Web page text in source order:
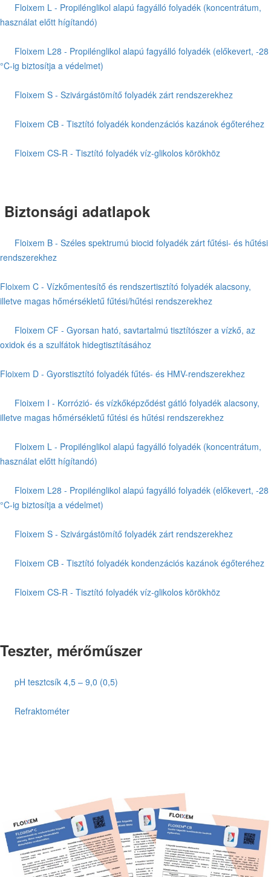
Floixem L - Propilénglikol alapú fagyálló folyadék (koncentrátum,
használat előtt hígítandó)
Floixem L28 - Propilénglikol alapú fagyálló folyadék (előkevert, -28
°C-ig biztosítja a védelmet)
Floixem S - Szivárgástömítő folyadék zárt rendszerekhez
Floixem CB - Tisztító folyadék kondenzációs kazánok égőteréhez
Floixem CS-R - Tisztító folyadék víz-glikolos körökhöz
Biztonsági adatlapok
Floixem B - Széles spektrumú biocid folyadék zárt fűtési- és hűtési
rendszerekhez
Floixem C - Vízkőmentesítő és rendszertisztító folyadék alacsony,
illetve magas hőmérsékletű fűtési/hűtési rendszerekhez
Floixem CF - Gyorsan ható, savtartalmú tisztítószer a vízkő, az
oxidok és a szulfátok hidegtisztításához
Floixem D - Gyorstisztító folyadék fűtés- és HMV-rendszerekhez
Floixem I - Korrózió- és vízkőképződést gátló folyadék alacsony,
illetve magas hőmérsékletű fűtési és hűtési rendszerekhez
Floixem L - Propilénglikol alapú fagyálló folyadék (koncentrátum,
használat előtt hígítandó)
Floixem L28 - Propilénglikol alapú fagyálló folyadék (előkevert, -28
°C-ig biztosítja a védelmet)
Floixem S - Szivárgástömítő folyadék zárt rendszerekhez
Floixem CB - Tisztító folyadék kondenzációs kazánok égőteréhez
Floixem CS-R - Tisztító folyadék víz-glikolos körökhöz
Teszter, mérőműszer
pH tesztcsík 4,5 – 9,0 (0,5)
Refraktométer